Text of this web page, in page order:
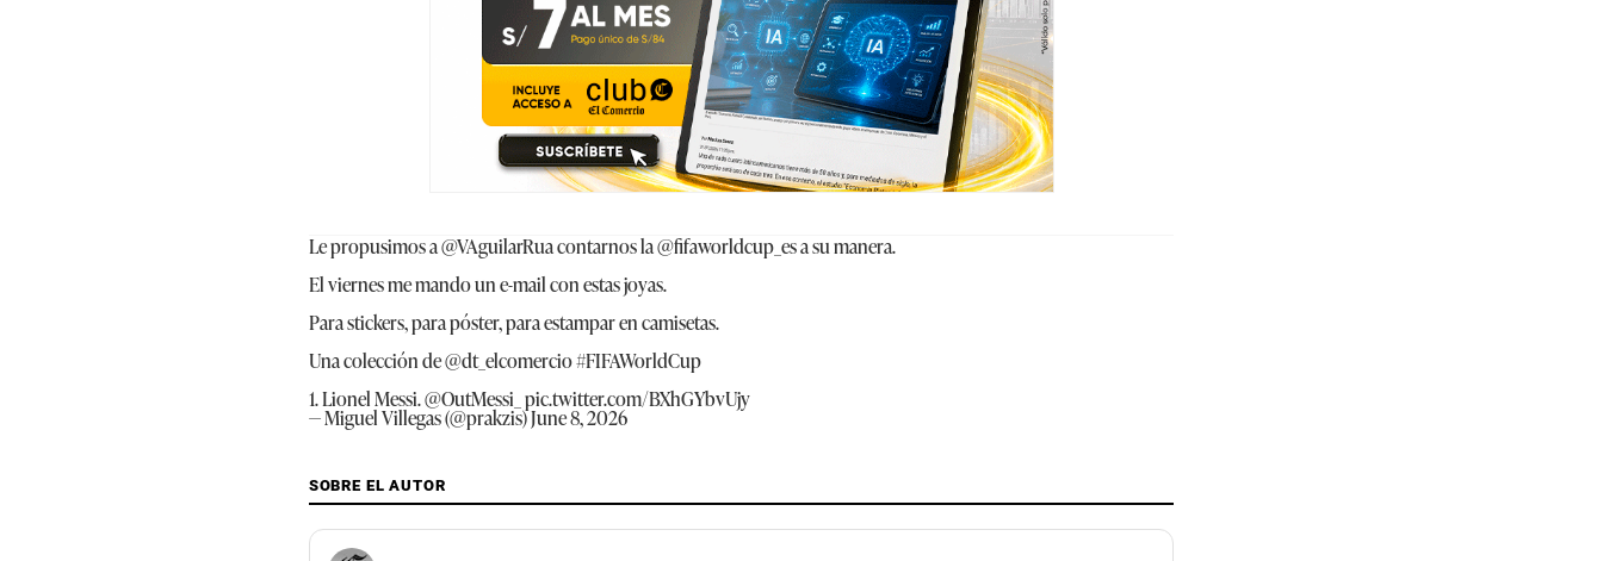
Le propusimos a@VAguilarRuacontarnos la@fifaworldcup_esa su manera.
El viernes me mando un e-mail con estas joyas.
Para stickers, para póster, para estampar en camisetas.
Una colección de@dt_elcomercio#FIFAWorldCup
1. Lionel Messi.@OutMessi_ pic.twitter.com/BXhGYbvUjy
— Miguel Villegas (@prakzis)June 8, 2026
SOBRE EL AUTOR